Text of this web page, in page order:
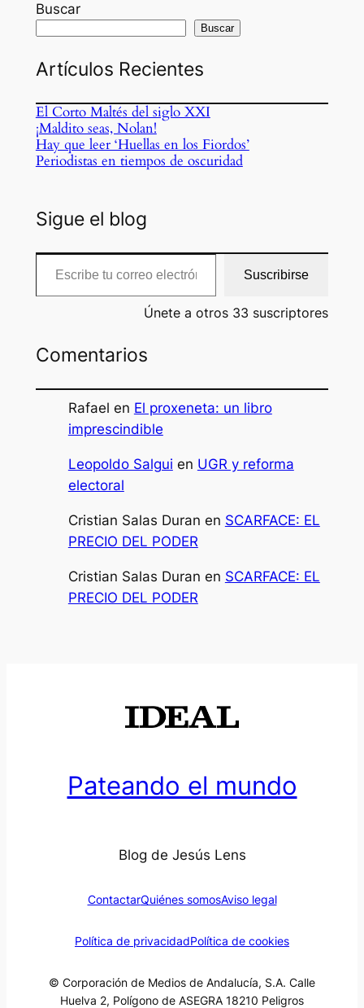
Buscar
Buscar
Artículos Recientes
El Corto Maltés del siglo XXI
¡Maldito seas, Nolan!
Hay que leer ‘Huellas en los Fiordos’
Periodistas en tiempos de oscuridad
Sigue el blog
Escribe tu correo electrónico…
Suscribirse
Únete a otros 33 suscriptores
Comentarios
Rafael en El proxeneta: un libro
imprescindible
Leopoldo Salgui en UGR y reforma
electoral
Cristian Salas Duran en SCARFACE: EL
PRECIO DEL PODER
Cristian Salas Duran en SCARFACE: EL
PRECIO DEL PODER
Pateando el mundo
Blog de Jesús Lens
ContactarQuiénes somosAviso legal
Política de privacidadPolítica de cookies
© Corporación de Medios de Andalucía, S.A. Calle
Huelva 2, Polígono de ASEGRA 18210 Peligros